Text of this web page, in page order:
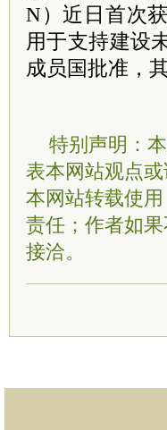
N）近日首次
用于支持建设
成员国批准，
特别声明：
表本网站观点
本网站转载使
责任；作者如
接洽。